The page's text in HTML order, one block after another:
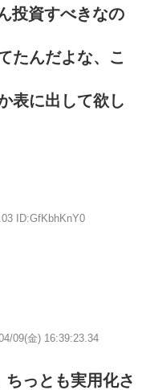
投資すべきなの
たんだよな、こ
表に出して欲し
ID:GfKbhKnY0
09(金) 16:39:23.34
っとも実用化さ